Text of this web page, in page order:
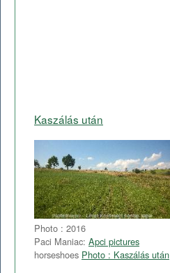
Kaszálás után
Photo : 2016
Paci Maniac: Apci pictures
horseshoes Photo : Kaszálás után